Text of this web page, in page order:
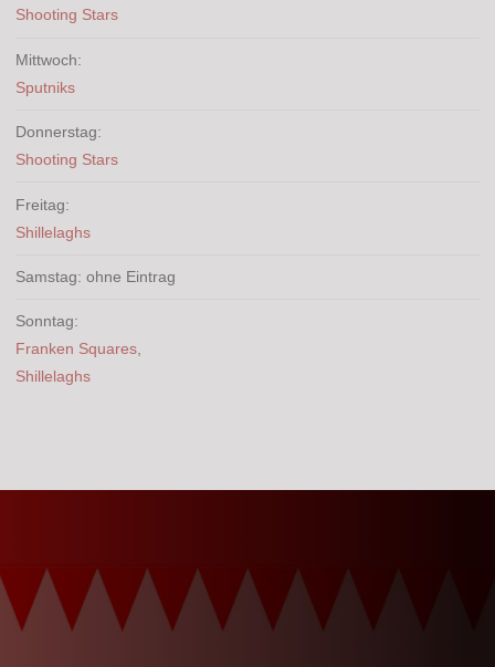
Shooting Stars
Mittwoch:
Sputniks
Donnerstag:
Shooting Stars
Freitag:
Shillelaghs
Samstag: ohne Eintrag
Sonntag:
Franken Squares,
Shillelaghs